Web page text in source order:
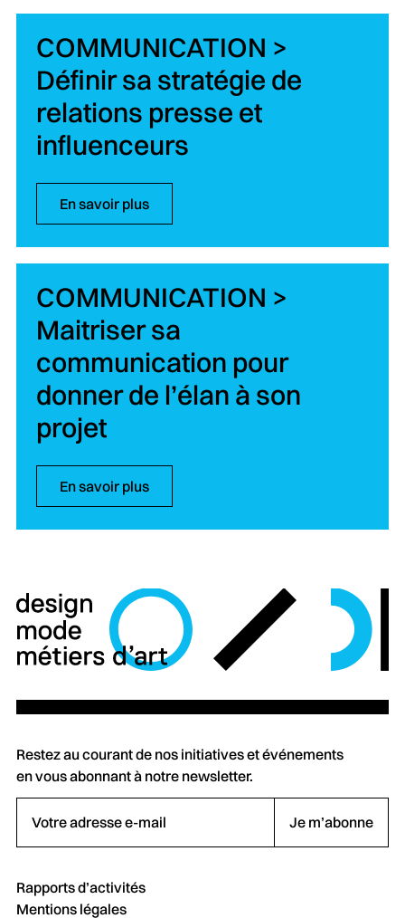
COMMUNICATION >
Définir sa stratégie de
relations presse et
influenceurs
En savoir plus
COMMUNICATION >
Maitriser sa
communication pour
donner de l’élan à son
projet
En savoir plus
Restez au courant de nos initiatives et événements
en vous abonnant à notre newsletter.
Je m’abonne
Rapports d’activités
Mentions légales